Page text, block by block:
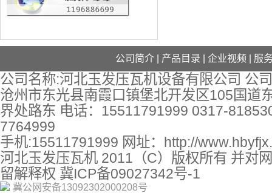
公司简介 产品目录 企业视频 服
公司名称:河北玉发压瓦机设备有限公司 公
沧州市东光县南霞口镇堡北开发区105国道
界处路东 电话：15511791999 0317-
7764999
手机:15511791999 网址： http://
河北玉发压瓦机 2011（C）版权所有 并对
留解释权 冀ICP备09027342号-1
冀公网安备13092302000208号